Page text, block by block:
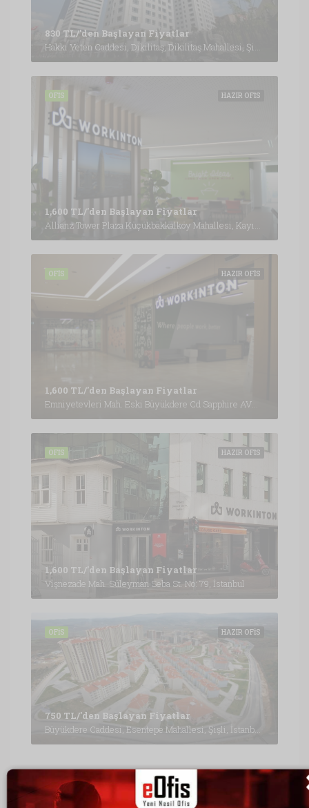
830 TL/'den Başlayan Fiyatlar
Hakkı Yeten Caddesi, Dikilitaş, Dikilitaş Mahallesi, Şişli, İstanbul, Marmara Bölgesi, 34349, Türkiye, İstanbul
HAZIR OFIS
OFIS
1,600 TL/'den Başlayan Fiyatlar
Allianz Tower Plaza Küçükbakkalköy Mahallesi, Kayışdağı Cd. No: 1 Kat: 5-6, 34752 Ataşehir/İstanbul, İstanbul
HAZIR OFIS
OFIS
1,600 TL/'den Başlayan Fiyatlar
Emniyetevleri Mah. Eski Büyükdere Cd Sapphire AVM Kat:B4, İstanbul
HAZIR OFIS
OFIS
1,600 TL/'den Başlayan Fiyatlar
Vişnezade Mah. Süleyman Seba St. No: 79, İstanbul
HAZIR OFIS
OFIS
750 TL/'den Başlayan Fiyatlar
Büyükdere Caddesi, Esentepe Mahallesi, Şişli, İstanbul, Marmara Bölgesi, 3430, Türkiye, İstanbul